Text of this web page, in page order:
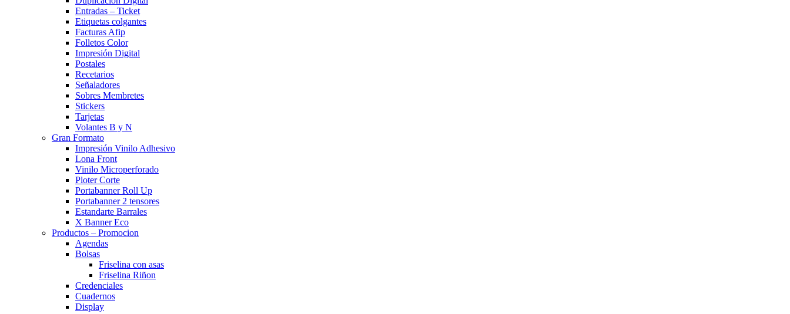
Entradas – Ticket
Etiquetas colgantes
Facturas Afip
Folletos Color
Impresión Digital
Postales
Recetarios
Señaladores
Sobres Membretes
Stickers
Tarjetas
Volantes B y N
Gran Formato
Impresión Vinilo Adhesivo
Lona Front
Vinilo Microperforado
Ploter Corte
Portabanner Roll Up
Portabanner 2 tensores
Estandarte Barrales
X Banner Eco
Productos – Promocion
Agendas
Bolsas
Friselina con asas
Friselina Riñon
Credenciales
Cuadernos
Display